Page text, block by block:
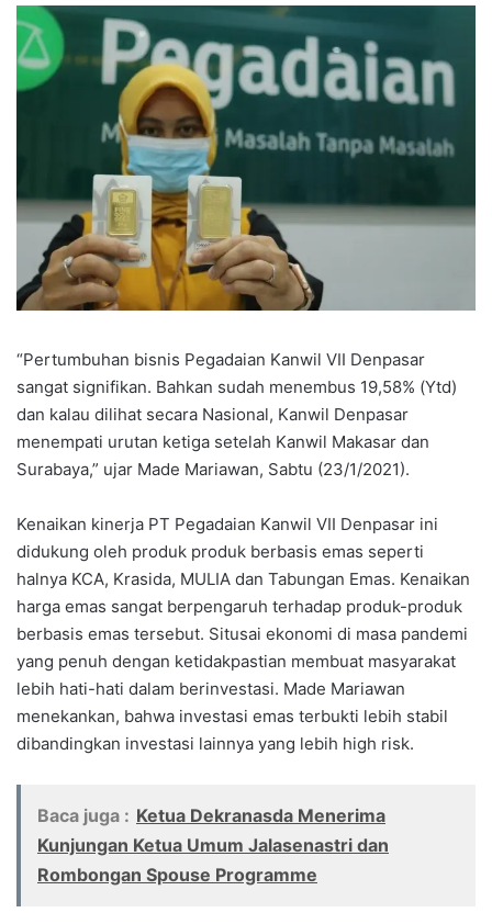
“Pertumbuhan bisnis Pegadaian Kanwil VII Denpasar
sangat signifikan. Bahkan sudah menembus 19,58% (Ytd)
dan kalau dilihat secara Nasional, Kanwil Denpasar
menempati urutan ketiga setelah Kanwil Makasar dan
Surabaya,” ujar Made Mariawan, Sabtu (23/1/2021).
Kenaikan kinerja PT Pegadaian Kanwil VII Denpasar ini
didukung oleh produk produk berbasis emas seperti
halnya KCA, Krasida, MULIA dan Tabungan Emas. Kenaikan
harga emas sangat berpengaruh terhadap produk-produk
berbasis emas tersebut. Situsai ekonomi di masa pandemi
yang penuh dengan ketidakpastian membuat masyarakat
lebih hati-hati dalam berinvestasi. Made Mariawan
menekankan, bahwa investasi emas terbukti lebih stabil
dibandingkan investasi lainnya yang lebih high risk.
Baca juga : Ketua Dekranasda Menerima
Kunjungan Ketua Umum Jalasenastri dan
Rombongan Spouse Programme